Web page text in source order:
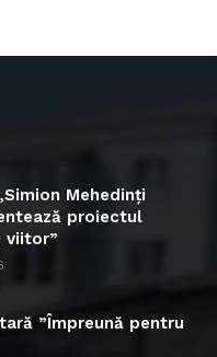
Mehedinți
proiectul
viitor”
”Împreună pentru